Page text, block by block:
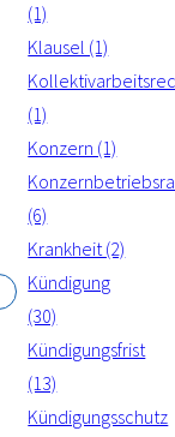
(1)
Klausel (1)
(1)
Konzern (1)
(6)
Krankheit (2)
Kündigung
(30)
Kündigungsfrist
(13)
Kündigungsschutz